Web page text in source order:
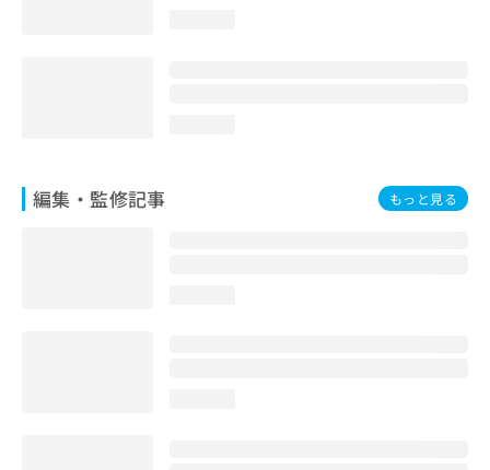
編集・監修記事 もっと見る